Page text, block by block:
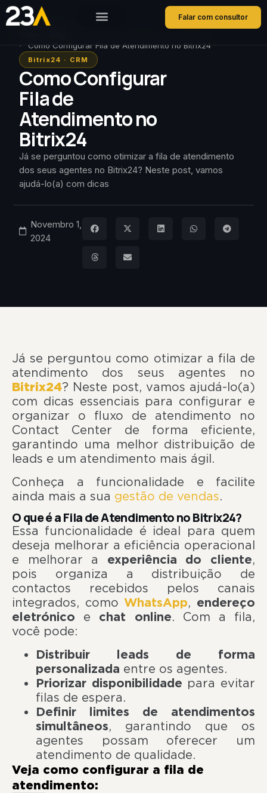
Falar com consultor
Como Configurar Fila de Atendimento no Bitrix24
Bitrix24 · CRM
Como Configurar
Fila de
Atendimento no
Bitrix24
Já se perguntou como otimizar a fila de atendimento
dos seus agentes no Bitrix24? Neste post, vamos
ajudá-lo(a) com dicas
Novembro 1,
2024
Já se perguntou como otimizar a fila de
atendimento dos seus agentes no
Bitrix24? Neste post, vamos ajudá-lo(a)
com dicas essenciais para configurar e
organizar o fluxo de atendimento no
Contact Center de forma eficiente,
garantindo uma melhor distribuição de
leads e um atendimento mais ágil.
Conheça a funcionalidade e facilite
ainda mais a sua gestão de vendas.
O que é a Fila de Atendimento no Bitrix24?
Essa funcionalidade é ideal para quem
deseja melhorar a eficiência operacional
e melhorar a experiência do cliente,
pois organiza a distribuição de
contactos recebidos pelos canais
integrados, como WhatsApp, endereço
eletrónico e chat online. Com a fila,
você pode:
Distribuir leads de forma
personalizada entre os agentes.
Priorizar disponibilidade para evitar
filas de espera.
Definir limites de atendimentos
simultâneos, garantindo que os
agentes possam oferecer um
atendimento de qualidade.
Veja como configurar a fila de
atendimento: